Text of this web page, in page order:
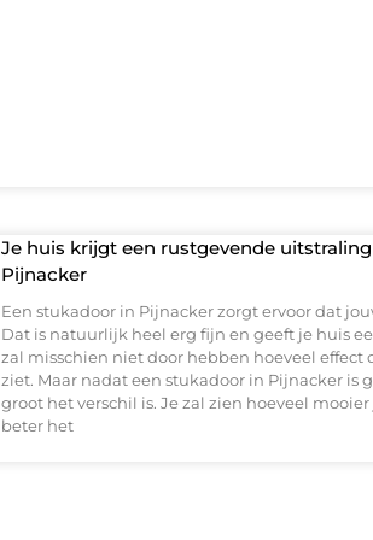
Je huis krijgt een rustgevende
Pijnacker
Een stukadoor in Pijnacker zorgt ervoor dat
Dat is natuurlijk heel erg fijn en geeft je huis
zal misschien niet door hebben hoeveel effect
ziet. Maar nadat een stukadoor in Pijnacker is
groot het verschil is. Je zal zien hoeveel
beter het